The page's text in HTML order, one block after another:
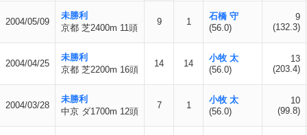
2004/05/09
未勝利
京都 芝2400m 11頭
9 1
石橋 守
(56.0)
9
(132.3)
2004/04/25
未勝利
京都 芝2200m 16頭
14 14
小牧 太
(56.0)
13
(203.4)
2004/03/28
未勝利
中京 ダ1700m 12頭
7 1
小牧 太
(56.0)
10
(99.8)